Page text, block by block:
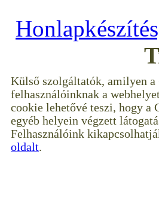
Külső szolgáltatók, amilyen a
felhasználóinknak a
cookie lehetővé teszi, hogy a
egyéb helyein végzett
Felhasználóink
oldalt.